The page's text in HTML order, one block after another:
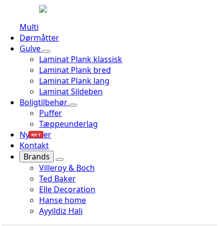
Multi
Dørmåtter
Gulve
Laminat Plank klassisk
Laminat Plank bred
Laminat Plank lang
Laminat Sildeben
Boligtilbehør
Puffer
Tæppeunderlag
Nyheder
NYT
Kontakt
Brands
Villeroy & Boch
Ted Baker
Elle Decoration
Hanse home
Ayyildiz Hali